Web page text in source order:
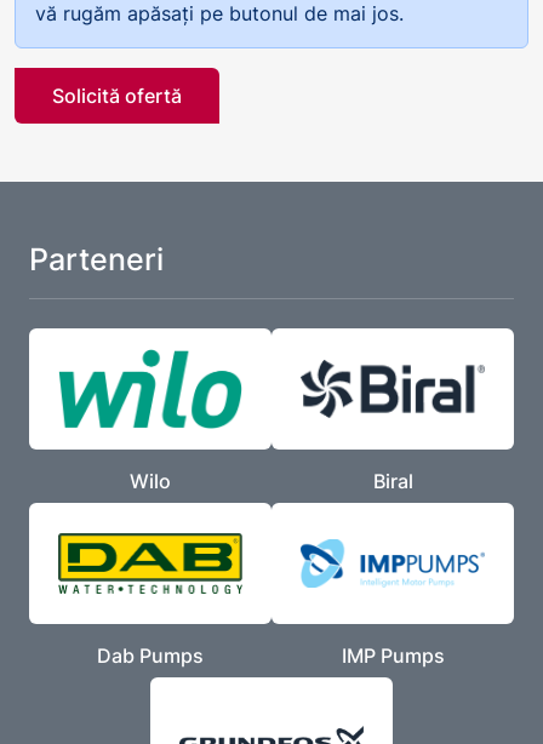
vă rugăm apăsați pe butonul de mai jos.
Solicită ofertă
Parteneri
Wilo Biral
Dab Pumps IMP Pumps